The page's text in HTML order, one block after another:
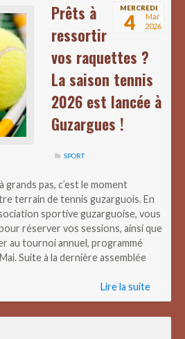
MERCREDI
4
Mar
2026
Prêts à
ressortir
vos raquettes ?
La saison tennis
2026 est lancée à
Guzargues !
SPORT
pas, c’est le moment
terrain de tennis guzarguois. En
sportive guzarguoise, vous
réserver vos sessions, ainsi que
au tournoi annuel, programmé
Suite à la dernière assemblée
Lire la suite